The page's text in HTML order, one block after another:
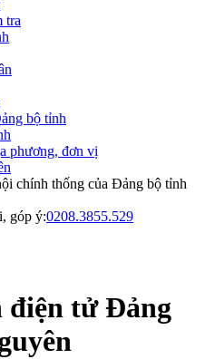
tra
bộ tỉnh
phương, đơn vị
chính thống của Đảng bộ tỉnh
góp ý:0208.3855.529
điện tử Đảng